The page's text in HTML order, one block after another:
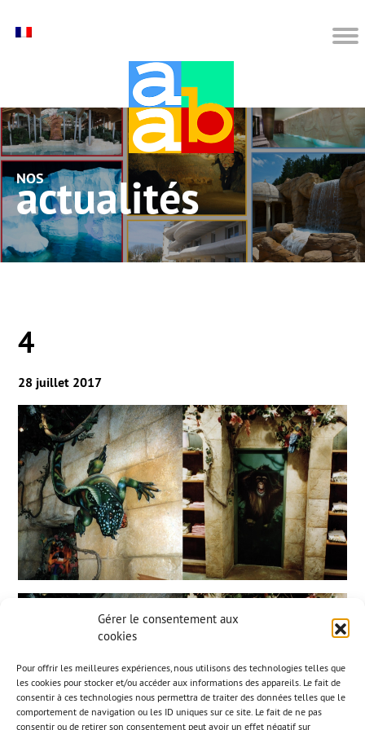
Gérer le consentement aux
cookies
Pour offrir les meilleures expériences, nous utilisons des technologies telles que
les cookies pour stocker et/ou accéder aux informations des appareils. Le fait de
consentir à ces technologies nous permettra de traiter des données telles que le
comportement de navigation ou les ID uniques sur ce site. Le fait de ne pas
consentir ou de retirer son consentement peut avoir un effet négatif sur
nos actualités
4
28 juillet 2017